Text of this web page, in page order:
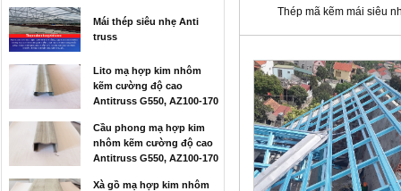
Mái thép siêu nhẹ Anti
truss
Lito mạ hợp kim nhôm
kẽm cường độ cao
Antitruss G550, AZ100-170
Cầu phong mạ hợp kim
nhôm kẽm cường độ cao
Antitruss G550, AZ100-170
Xà gồ mạ hợp kim nhôm
Thép mã kẽm mái siêu